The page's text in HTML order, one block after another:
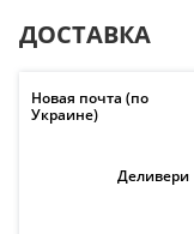
ДОСТАВКА
Новая почта (по
Украине)
Деливери